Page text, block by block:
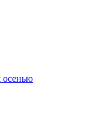
осенью